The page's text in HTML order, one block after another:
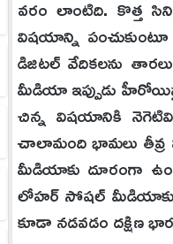
వరం లాంటిది. కొత్త
విషయాన్ని
డిజిటల్ వేదికలను
మీడియా ఇప్పుడు
చిన్న విషయానికి
చాలామంది భామలు తీవ్ర
మీడియాకు దూరంగా
లోహర్ సోషల్ మీడియాకు
కూడా నడవడం దక్షిణ